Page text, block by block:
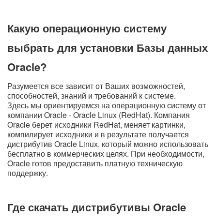
Какую операционную систему
выбрать для установки Базы данных
Oracle?
Разумеется все зависит от Ваших возможностей,
способностей, знаний и требований к системе.
Здесь мы ориентируемся на операционную систему от
компании Oracle - Oracle Linux (RedHat). Компания
Oracle берет исходники RedHat, меняет картинки,
компилирует исходники и в результате получается
дистрибутив Oracle Linux, который можно использовать
бесплатно в коммерческих целях. При необходимости,
Oracle готов предоставить платную техническую
поддержку.
Где скачать дистрибутивы Oracle